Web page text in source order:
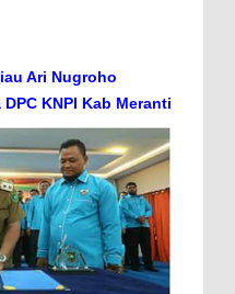
02:32:15
Ari Nugroho
KNPI Kab Meranti